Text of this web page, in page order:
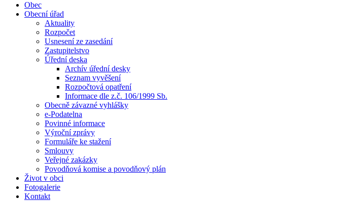
Obec
Obecní úřad
Aktuality
Rozpočet
Usnesení ze zasedání
Zastupitelstvo
Úřední deska
Archív úřední desky
Seznam vyvěšení
Rozpočtová opatření
Informace dle z.č. 106/1999 Sb.
Obecně závazné vyhlášky
e-Podatelna
Povinné informace
Výroční zprávy
Formuláře ke stažení
Smlouvy
Veřejné zakázky
Povodňová komise a povodňový plán
Život v obci
Fotogalerie
Kontakt